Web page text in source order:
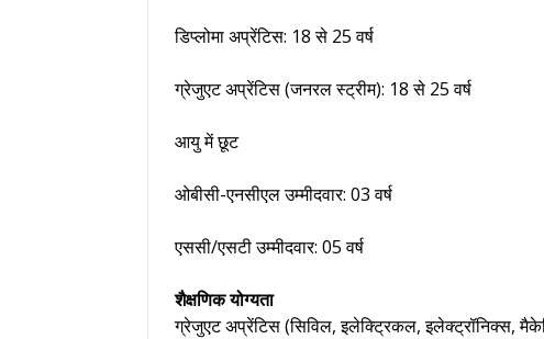
डिप्लोमा अप्रेंटिस: 18 से 25 वर्ष
ग्रेजुएट अप्रेंटिस (जनरल स्ट्रीम): 18 से 25 वर्ष
आयु में छूट
ओबीसी-एनसीएल उम्मीदवार: 03 वर्ष
एससी/एसटी उम्मीदवार: 05 वर्ष
शैक्षणिक योग्यता
ग्रेजुएट अप्रेंटिस (सिविल, इलेक्ट्रिकल, इलेक्ट्रॉनिक्स,